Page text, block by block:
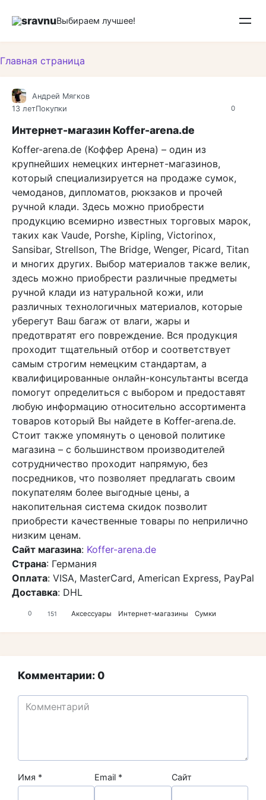
sravnuВыбираем лучшее!
Главная страница
0
Андрей Мягков
13 летПокупки
Интернет-магазин Koffer-arena.de
Koffer-arena.de (Коффер Арена) – один из
крупнейших немецких интернет-магазинов,
который специализируется на продаже сумок,
чемоданов, дипломатов, рюкзаков и прочей
ручной клади. Здесь можно приобрести
продукцию всемирно известных торговых марок,
таких как Vaude, Porshe, Kipling, Victorinox,
Sansibar, Strellson, The Bridge, Wenger, Picard, Titan
и многих других. Выбор материалов также велик,
здесь можно приобрести различные предметы
ручной клади из натуральной кожи, или
различных технологичных материалов, которые
уберегут Ваш багаж от влаги, жары и
предотвратят его повреждение. Вся продукция
проходит тщательный отбор и соответствует
самым строгим немецким стандартам, а
квалифицированные онлайн-консультанты всегда
помогут определиться с выбором и предоставят
любую информацию относительно ассортимента
товаров который Вы найдете в Koffer-arena.de.
Стоит также упомянуть о ценовой политике
магазина – с большинством производителей
сотрудничество проходит напрямую, без
посредников, что позволяет предлагать своим
покупателям более выгодные цены, а
накопительная система скидок позволит
приобрести качественные товары по неприлично
низким ценам.
Сайт магазина: Koffer-arena.de
Страна: Германия
Оплата: VISA, MasterCard, American Express, PayPal
Доставка: DHL
0 151 Аксессуары Интернет-магазины Сумки
Комментарии: 0
Имя * Email * Сайт